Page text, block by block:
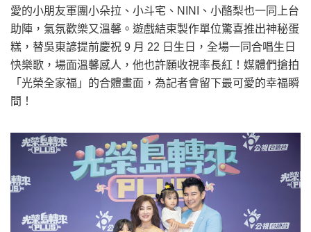
愛的小朋友軍團小朵拉、小斗宅、NINI、小酪梨也一同上台
助陣，氣氛歡樂又溫馨。遊戲結束製作單位驚喜推出神秘蛋
糕，替吳東諺提前慶祝 9 月 22 日生日，全場一同合唱生日
快樂歌，場面溫馨感人，他也許願收視率長紅！媒體們搶拍
「光榮全家福」的合體畫面，為記者會留下最可愛的幸福瞬
間！